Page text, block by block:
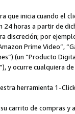
que inicia cuando el
24 horas a partir de
discreción; por
Prime Video”,
(un “Producto
y ocurre cualquiera
herramienta 1-
carrito de compras